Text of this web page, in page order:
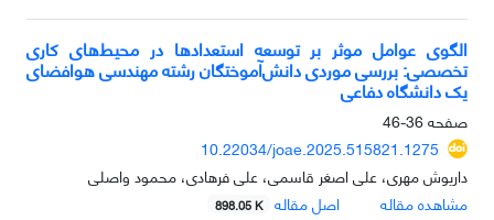
الگوی عوامل موثر بر توسعه استعدادها در محیط‌های کاری
تخصصی: بررسی موردی دانش‌آموختگان رشته مهندسی هوافضای
یک دانشگاه دفاعی
صفحه36-46
10.22034/joae.2025.515821.1275
داریوش مهری، علی اصغر قاسمی، علی فرهادی، محمود واصلی
مشاهده مقاله
اصل مقاله 898.05 K